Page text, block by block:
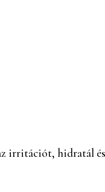
irritációt, hidratál